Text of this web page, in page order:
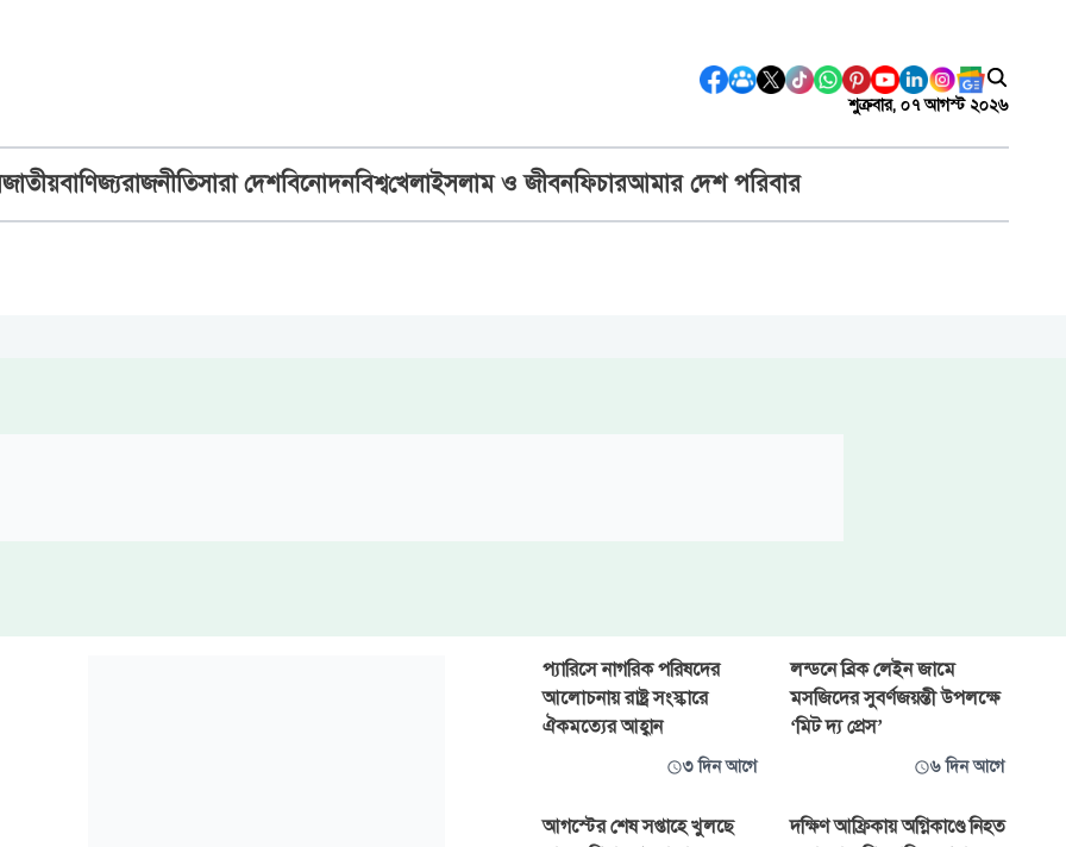
শুক্রবার, ০৭ আগস্ট ২০২৬
জাতীয়বাণিজ্যরাজনীতিসারা দেশবিনোদনবিশ্বখেলাইসলাম ও জীবনফিচারআমার দেশ পরিবার
প্যারিসে নাগরিক পরিষদের
আলোচনায় রাষ্ট্র সংস্কারে
ঐকমত্যের আহ্বান
৩ দিন আগে
লন্ডনে ব্রিক লেইন জামে
মসজিদের সুবর্ণজয়ন্তী উপলক্ষে
‘মিট দ্য প্রেস’
৬ দিন আগে
আগস্টের শেষ সপ্তাহে খুলছে
দক্ষিণ আফ্রিকায় অগ্নিকাণ্ডে নিহত